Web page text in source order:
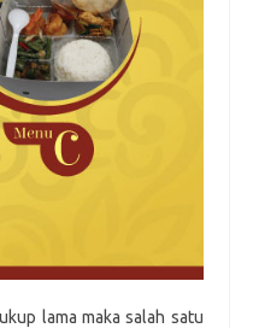
lama maka salah satu